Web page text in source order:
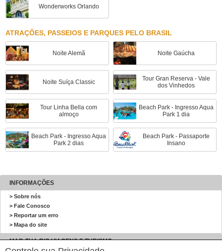
Wonderworks Orlando
ATRAÇÕES, PASSEIOS E PARQUES PELO BRASIL
Noite Alemã Noite Gaúcha
Noite Suíça Classic
Tour Gran Reserva - Vale
dos Vinhedos
Tour Linha Bella com
almoço
Beach Park - Ingresso Aqua
Park 1 dia
Beach Park - Ingresso Aqua
Park 2 dias
Beach Park - Passaporte
Insano
INFORMAÇÕES
> Sobre nós
> Fale Conosco
> Reportar um erro
> Mapa do site
MAR-THA RIO VIAGENS E TURISMO